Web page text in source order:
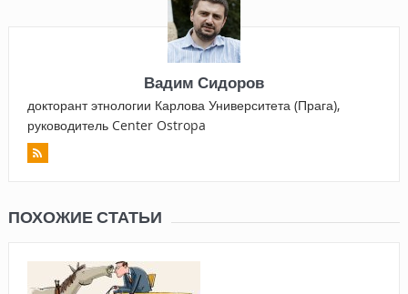
Вадим Сидоров
докторант этнологии Карлова Университета (Прага),
руководитель Center Ostropa
ПОХОЖИЕ СТАТЬИ